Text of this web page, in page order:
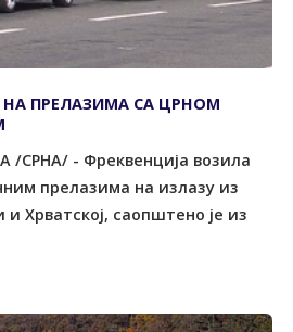
НА ПРЕЛАЗИМА СА ЦРНОМ
/СРНА/ - Фреквенција возила
прелазима на излазу из
Хрватској, саопштено је из